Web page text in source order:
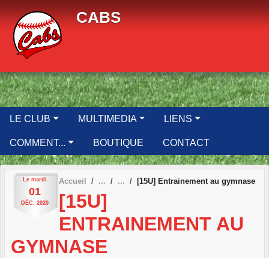
CABS
LE CLUB MULTIMEDIA LIENS
COMMENT... BOUTIQUE CONTACT
Le mardi
01
DÉC. 2020
Accueil [15U] Entrainement au gymnase
[15U]
ENTRAINEMENT AU
GYMNASE